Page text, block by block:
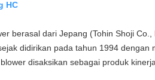
HC
berasal dari Jepang (Tohin Shoji
didirikan pada tahun 1994
disaksikan sebagai produk